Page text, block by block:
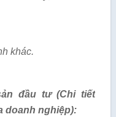
khác.
đầu tư (Chi tiết
doanh nghiệp):